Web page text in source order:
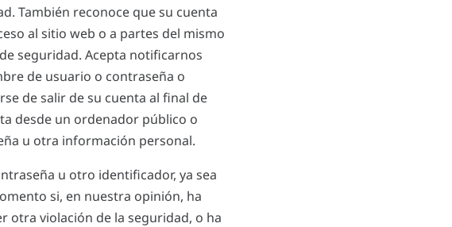
También reconoce que su cuenta
al sitio web o a partes del mismo
seguridad. Acepta notificarnos
de usuario o contraseña o
de salir de su cuenta al final de
desde un ordenador público o
u otra información personal.
u otro identificador, ya sea
si, en nuestra opinión, ha
otra violación de la seguridad, o ha